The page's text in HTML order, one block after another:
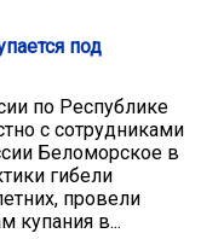
под
по Республике
с сотрудниками
Беломорское в
гибели
провели
купания в...